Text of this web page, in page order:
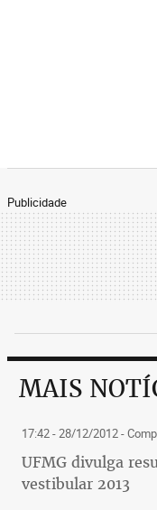
Publicidade
MAIS
17:42 - 28/12/2012-
UFMG divulga
vestibular 2013